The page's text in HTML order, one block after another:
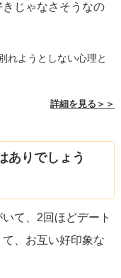
じゃなさそうなの
れようとしない心理と
詳細を見る＞＞
ありでしょう
て、2回ほどデート
、お互い好印象な